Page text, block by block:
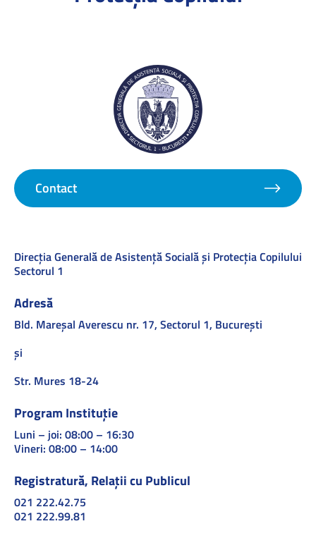
Contact
Direcţia Generală de Asistenţă Socială şi Protecţia Copilului
Sectorul 1
Adresă
Bld. Mareşal Averescu nr. 17, Sectorul 1, Bucureşti
și
Str. Mures 18-24
Program Instituție
Luni – joi: 08:00 – 16:30
Vineri: 08:00 – 14:00
Registratură, Relații cu Publicul
021 222.42.75
021 222.99.81